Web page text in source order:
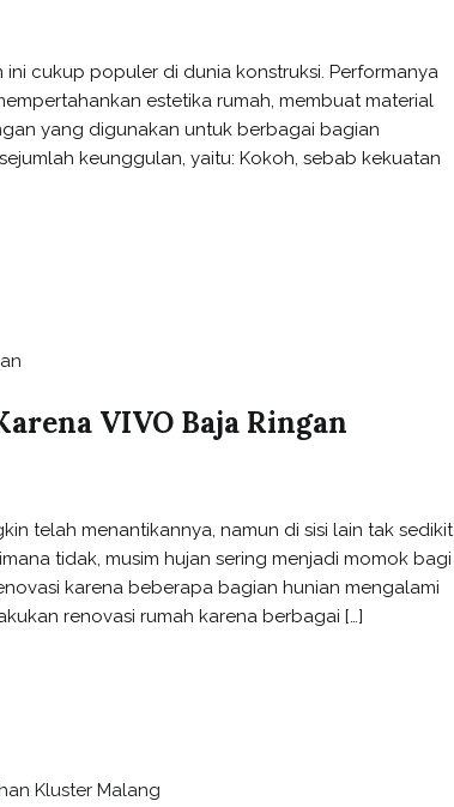
cukup populer di dunia konstruksi. Performanya
estetika rumah, membuat material
yang digunakan untuk berbagai bagian
keunggulan, yaitu: Kokoh, sebab kekuatan
VIVO Baja Ringan
telah menantikannya, namun di sisi lain tak sedikit
tidak, musim hujan sering menjadi momok bagi
karena beberapa bagian hunian mengalami
renovasi rumah karena berbagai […]